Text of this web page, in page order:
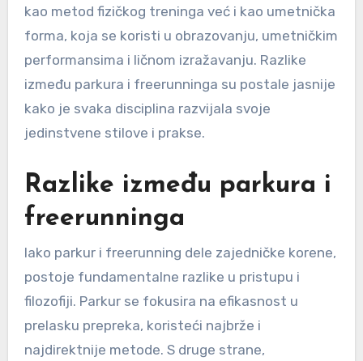
kao metod fizičkog treninga već i kao umetnička
forma, koja se koristi u obrazovanju, umetničkim
performansima i ličnom izražavanju. Razlike
između parkura i freerunninga su postale jasnije
kako je svaka disciplina razvijala svoje
jedinstvene stilove i prakse.
Razlike između parkura i
freerunninga
Iako parkur i freerunning dele zajedničke korene,
postoje fundamentalne razlike u pristupu i
filozofiji. Parkur se fokusira na efikasnost u
prelasku prepreka, koristeći najbrže i
najdirektnije metode. S druge strane,